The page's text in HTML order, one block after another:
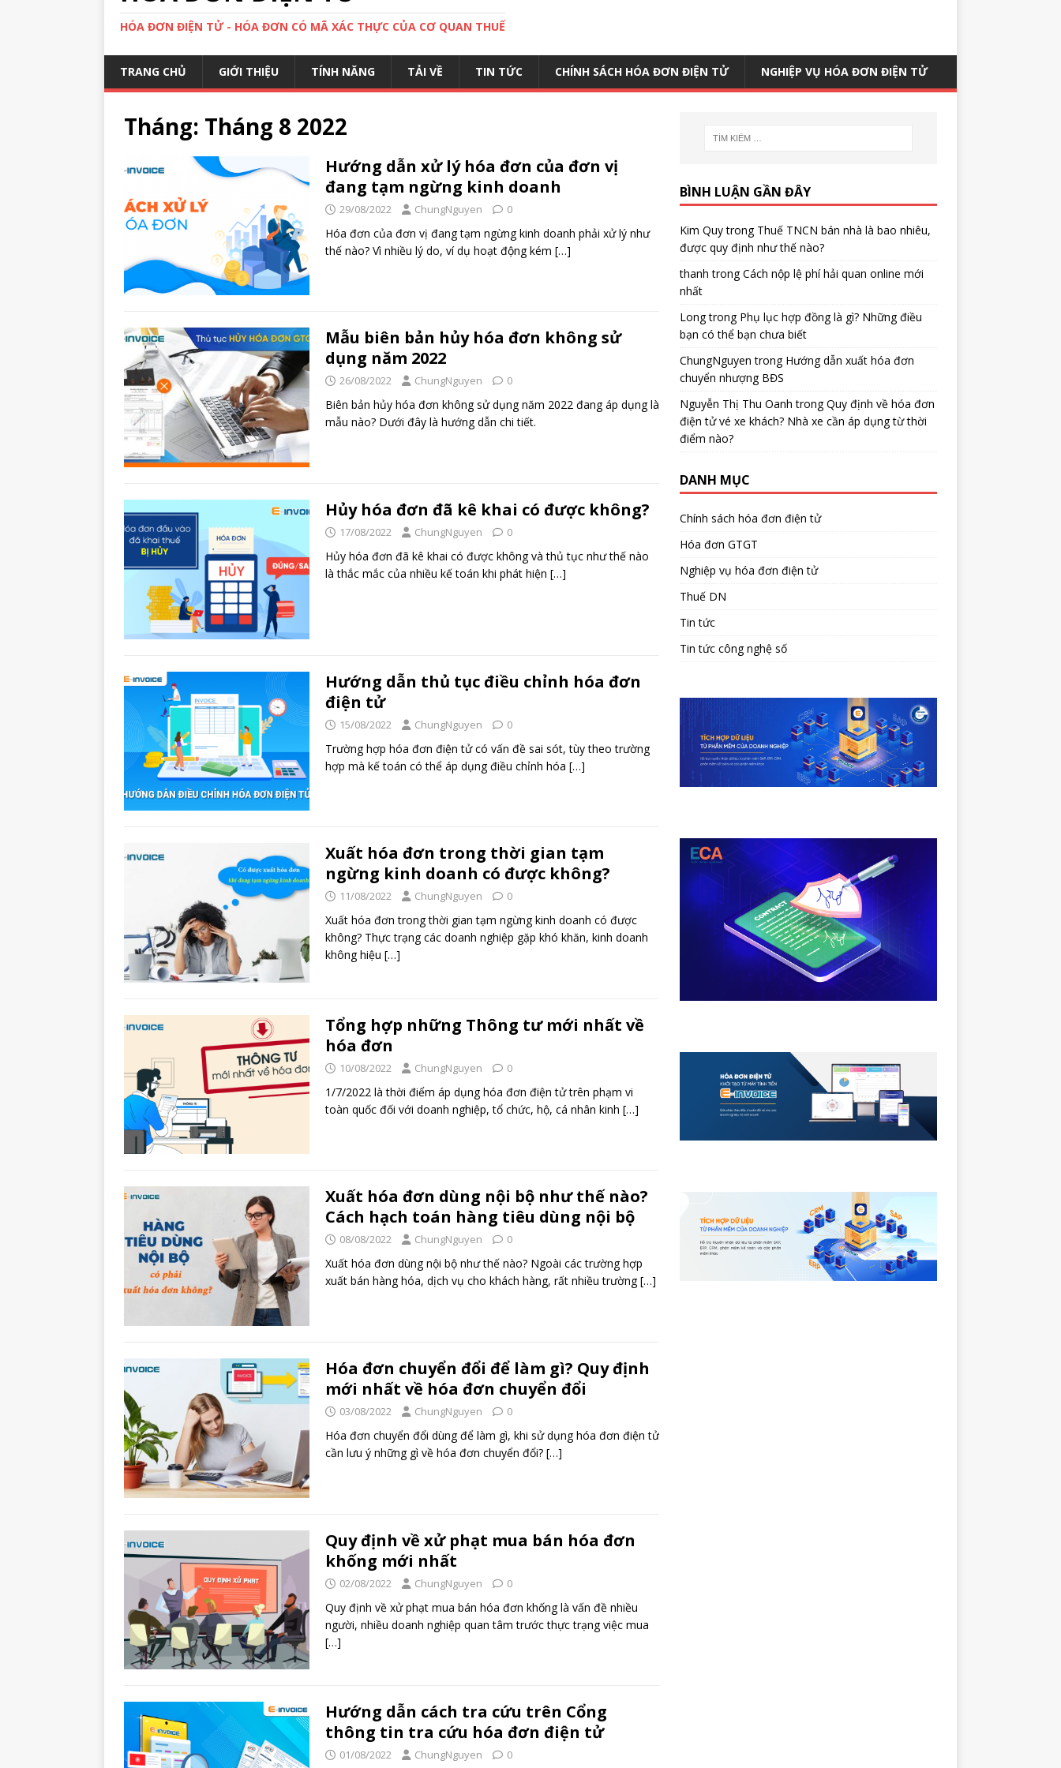
HÓA ĐƠN ĐIỆN TỬ - HÓA ĐƠN CÓ MÃ XÁC THỰC CỦA CƠ QUAN THUẾ
TRANG CHỦ GIỚI THIỆU TÍNH NĂNG TẢI VỀ TIN TỨC CHÍNH SÁCH HÓA ĐƠN ĐIỆN TỬ NGHIỆP VỤ HÓA ĐƠN ĐIỆN TỬ
Tháng: Tháng 8 2022
Hướng dẫn xử lý hóa đơn của đơn vị
đang tạm ngừng kinh doanh
29/08/2022 ChungNguyen 0
Hóa đơn của đơn vị đang tạm ngừng kinh doanh phải xử lý như
thế nào? Vì nhiều lý do, ví dụ hoạt động kém […]
Mẫu biên bản hủy hóa đơn không sử
dụng năm 2022
26/08/2022 ChungNguyen 0
Biên bản hủy hóa đơn không sử dụng năm 2022 đang áp dụng là
mẫu nào? Dưới đây là hướng dẫn chi tiết.
Hủy hóa đơn đã kê khai có được không?
17/08/2022 ChungNguyen 0
Hủy hóa đơn đã kê khai có được không và thủ tục như thế nào
là thắc mắc của nhiều kế toán khi phát hiện […]
Hướng dẫn thủ tục điều chỉnh hóa đơn
điện tử
15/08/2022 ChungNguyen 0
Trường hợp hóa đơn điện tử có vấn đề sai sót, tùy theo trường
hợp mà kế toán có thể áp dụng điều chỉnh hóa […]
Xuất hóa đơn trong thời gian tạm
ngừng kinh doanh có được không?
11/08/2022 ChungNguyen 0
Xuất hóa đơn trong thời gian tạm ngừng kinh doanh có được
không? Thực trạng các doanh nghiệp gặp khó khăn, kinh doanh
không hiệu […]
Tổng hợp những Thông tư mới nhất về
hóa đơn
10/08/2022 ChungNguyen 0
1/7/2022 là thời điểm áp dụng hóa đơn điện tử trên phạm vi
toàn quốc đối với doanh nghiệp, tổ chức, hộ, cá nhân kinh […]
Xuất hóa đơn dùng nội bộ như thế nào?
Cách hạch toán hàng tiêu dùng nội bộ
08/08/2022 ChungNguyen 0
Xuất hóa đơn dùng nội bộ như thế nào? Ngoài các trường hợp
xuất bán hàng hóa, dịch vụ cho khách hàng, rất nhiều trường[…]
Hóa đơn chuyển đổi để làm gì? Quy định
mới nhất về hóa đơn chuyển đổi
03/08/2022 ChungNguyen 0
Hóa đơn chuyển đổi dùng để làm gì, khi sử dụng hóa đơn điện tử
cần lưu ý những gì về hóa đơn chuyển đổi? […]
Quy định về xử phạt mua bán hóa đơn
khống mới nhất
02/08/2022 ChungNguyen 0
Quy định về xử phạt mua bán hóa đơn khống là vấn đề nhiều
người, nhiều doanh nghiệp quan tâm trước thực trạng việc mua
[…]
Hướng dẫn cách tra cứu trên Cổng
thông tin tra cứu hóa đơn điện tử
01/08/2022 ChungNguyen 0
BÌNH LUẬN GẦN ĐÂY
Kim Quytrong Thuế TNCN bán nhà là bao nhiêu,
được quy định như thế nào?
thanh trongCách nộp lệ phí hải quan online mới
nhất
Longtrong Phụ lục hợp đồng là gì? Những điều
bạn có thể bạn chưa biết
ChungNguyen trong Hướng dẫn xuất hóa đơn
chuyển nhượng BĐS
Nguyễn Thị Thu Oanh trongQuy định về hóa đơn
điện tử vé xe khách? Nhà xe cần áp dụng từ thời
điểm nào?
DANH MỤC
Chính sách hóa đơn điện tử
Hóa đơn GTGT
Nghiệp vụ hóa đơn điện tử
Thuế DN
Tin tức
Tin tức công nghệ số